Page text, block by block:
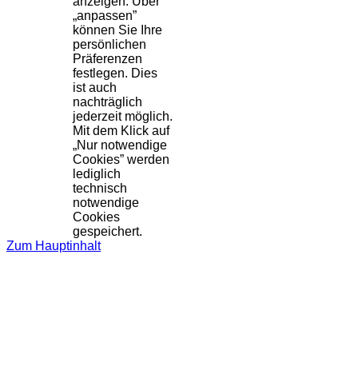
„anpassen”
können Sie Ihre
persönlichen
Präferenzen
festlegen. Dies
ist auch
nachträglich
jederzeit möglich.
Mit dem Klick auf
„Nur notwendige
Cookies” werden
lediglich
technisch
notwendige
Cookies
gespeichert.
Zum Hauptinhalt